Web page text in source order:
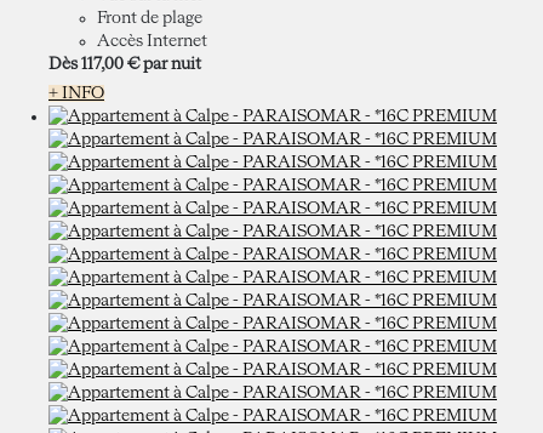
Front de plage
Accès Internet
Dès 117,00 € par nuit
+ INFO